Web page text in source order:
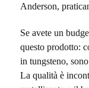
Anderson,
Se avete un
questo prodotto:
in tungsteno,
La qualità è